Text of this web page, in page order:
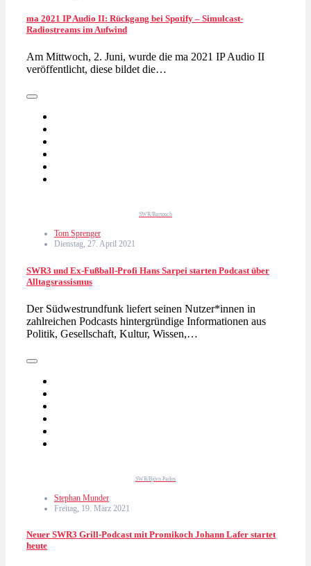
ma 2021 IP Audio II: Rückgang bei Spotify – Simulcast-
Radiostreams im Aufwind
Am Mittwoch, 2. Juni, wurde die ma 2021 IP Audio II
veröffentlicht, diese bildet die…
SWR/Bartosch
Tom Sprenger
Dienstag, 27. April 2021
SWR3 und Ex-Fußball-Profi Hans Sarpei starten Podcast über
Alltagsrassismus
Der Südwestrundfunk liefert seinen Nutzer*innen in
zahlreichen Podcasts hintergründige Informationen aus
Politik, Gesellschaft, Kultur, Wissen,…
SWR/Björn Pados
Stephan Munder
Freitag, 19. März 2021
Neuer SWR3 Grill-Podcast mit Promikoch Johann Lafer startet
heute